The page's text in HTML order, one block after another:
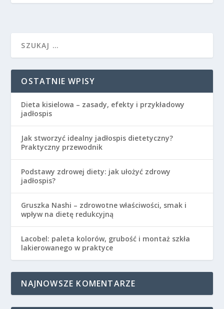
OSTATNIE WPISY
Dieta kisielowa – zasady, efekty i przykładowy
jadłospis
Jak stworzyć idealny jadłospis dietetyczny?
Praktyczny przewodnik
Podstawy zdrowej diety: jak ułożyć zdrowy
jadłospis?
Gruszka Nashi – zdrowotne właściwości, smak i
wpływ na dietę redukcyjną
Lacobel: paleta kolorów, grubość i montaż szkła
lakierowanego w praktyce
NAJNOWSZE KOMENTARZE